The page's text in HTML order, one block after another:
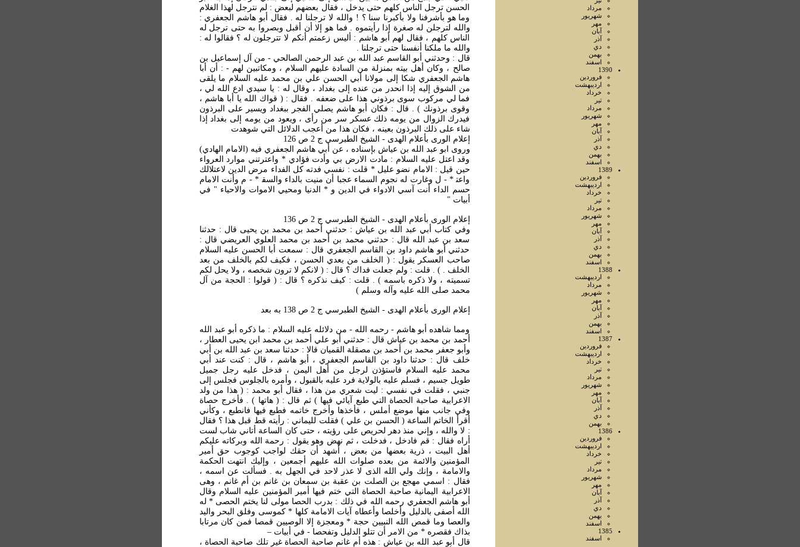
مرداد
شهريور
مهر
آبان
آذر
دي
بهمن
اسفند
1390
فروردين
ارديبهشت
خرداد
تير
مرداد
شهريور
مهر
آبان
آذر
دي
بهمن
اسفند
1389
فروردين
ارديبهشت
خرداد
تير
مرداد
شهريور
مهر
آبان
آذر
دي
بهمن
اسفند
1388
ارديبهشت
مرداد
شهريور
مهر
آبان
آذر
بهمن
اسفند
1387
فروردين
ارديبهشت
خرداد
تير
مرداد
شهريور
مهر
آبان
آذر
دي
بهمن
1386
فروردين
ارديبهشت
خرداد
تير
مرداد
شهريور
مهر
آبان
آذر
دي
بهمن
اسفند
1385
اسفند
الحسن ترجل الناس كلهم حتى يدخل ، فقال بعضهم لبعض : لم نترجل لهذا الغلام
وما هو بأشرفنا ولا بأكبرنا سنا ؟ ! والله لا ترجلنا له . فقال أبو هاشم الجعفري :
والله لترجلن له صغرة إذا رأيتموه . فما هو إلا أن أقبل وبصروا به حتى ترجل له
الناس كلهم ، فقال لهم أبو هاشم : أليس زعمتم أنكم لا تترجلون له ؟ فقالوا له :
والله ما ملكنا أنفسنا حتى ترجلنا .
قال : وحدثني أبو القاسم عبد الله بن عبد الرحمن الصالحي - من آل إسماعيل بن
صالح ، وكان أهل بيته بمنزلة من السادة عليهم السلام ، ومكاتبين لهم - : أن أبا
هاشم الجعفري شكا إلى مولانا أبي الحسن علي بن محمد عليه السلام ما يلقى
من الشوق إليه إذا انحدر من عنده إلى بغداد ، وقال له : يا سيدي ادع الله لي ،
فما لي مركوب سوى برذوني هذا على ضعفه . فقال : ( قواك الله يا أبا هاشم ،
وقوى برذونك ) . قال : فكان أبو هاشم يصلي الفجر ببغداد ويسير على البرذون
فيدرك الزوال من يومه ذلك عسكر سر من رأى ، ويعود من يومه إلى بغداد إذا
شاء على ذلك البرذون بعينه ، فكان هذا من أعجب الدلائل التي شوهدت
إعلام الورى بأعلام الهدى - الشيخ الطبرسي ج 2 ص 126
وروى ابو عبد الله بن عياش بإسناده ، عن أبي هاشم الجعفري فيه (الامام الهادي)
وقد اعتل عليه السلام : مادت الارض بي وأدت فؤادي * واعترتني موارد العرواء
حين قيل : الامام نضو عليل * قلت : نفسي فدته كل الفداء مرض الدين لاعتلالك
واعت‍ * - ل وغارت له نجوم السماء عجبا أن منيت بالداء والسق‍ * - م وأنت الامام
حسم الداء أنت آسي الادواء في الدين و * الدنيا ومحيي الاموات والاحياء " في
أبيات "
إعلام الورى بأعلام الهدى - الشيخ الطبرسي ج 2 ص 136
وفي كتاب أبي عبد الله بن عياش : حدثني أحمد بن محمد بن يحيى قال : حدثنا
سعد بن عبد الله قال : حدثني محمد بن أحمد بن محمد العلوي العريضي قال :
حدثني أبو هاشم داود بن القاسم الجعفري قال : سمعت أبا الحسن عليه السلام
صاحب العسكر يقول : ( الخلف من بعدي الحسن ، فكيف لكم بالخلف من بعد
الخلف . ) . قلت : ولم جعلت فداك ؟ قال : ( لانكم لا ترون شخصه ، ولا يحل لكم
تسميته ، ولا ذكره باسمه ) . قلت : كيف نذكره ؟ قال : ( قولوا : الحجة من آل
محمد صلى الله عليه وآله وسلم )
إعلام الورى بأعلام الهدى - الشيخ الطبرسي ج 2 ص 138 به بعد
ومما شاهده أبو هاشم - رحمه الله - من دلائله عليه السلام : ما ذكره أبو عبد الله
أحمد بن محمد بن عياش قال : حدثني أبو علي أحمد بن محمد ابن يحيى العطار ،
وأبو جعفر محمد بن أحمد بن مصقلة القميان قالا : حدثنا سعد بن عبد الله بن أبي
خلف قال : حدثنا داود بن القاسم الجعفري ، أبو هاشم ، قال : كنت عند أبي
محمد عليه السلام فاستؤذن لرجل من أهل اليمن ، فدخل عليه رجل جميل
طويل جسيم ، فسلم عليه بالولاية فرد عليه بالقبول ، وأمره بالجلوس فجلس إلى
جنبي ، فقلت في نفسي : ليت شعري من هذا ، فقال أبو محمد : ( هذا من ولد
الاعرابية صاحبة الحصاة التي طبع آيائي فيها ) ثم قال : ( هاتها ) . فأخرج حصاة
وفي جانب منها موضع أملس ، فأخذها وأخرج خاتمه فطبع فيها فانطبع ، وكأني
أقرأ الخاتم الساعة ( الحسن بن علي ) فقلت لليماني : رأيته قط قبل هذا ؟ فقال
: لا والله ، وإني منذ دهر لحريص على رؤيته ، حتى كان الساعة أتاني شاب لست
أراه فقال : قم فادخل ، فدخلت ، ثم نهض وهو يقول : رحمة الله وبركاته عليكم
أهل البيت ، ذرية بعضها من بعض ، أشهد أن حقك لواجب كوجوب حق أمير
المؤمنين والائمة من بعده صلوات الله عليهم أجمعين ، وإليك انتهت الحكمة
والامامة ، وإنك ولي الله الذى لا عذر لاحد في الجهل به . فسألت عن اسمه ،
فقال : اسمي مهجع بن الصلت بن عقبة بن سمعان بن غانم بن أم غانم ، وهى
الاعرابية اليمانية صاحبة الحصاة التي ختم فيها أمير المؤمنين عليه السلام وقال
أبو هاشم الجعفري رحمه الله في ذلك : بدرب الحصا مولى لنا يختم الحصى * له
الله أصفى بالدليل وأخلصا وأعطاه آيات الامامة كلها * كموسى وفلق البحر واليد
والعصا وما قمص الله النبيين حجة * ومعجزة إلا الوصيين قمصا فمن كان مرتابا
بذاك فقصره * من الامر أن تتلو الدليل وتفحصا - في أبيات –
قال أبو عبد الله بن عياش : هذه أم غانم صاحبة الحصاة غير تلك صاحبة الحصاة ،